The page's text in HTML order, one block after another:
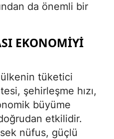
da önemli bir
EKONOMIYI
tüketici
şehirleşme hızı,
büyüme
etkilidir.
nüfus, güçlü